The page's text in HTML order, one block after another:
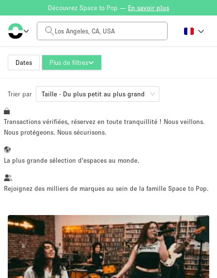
Découvrez Space to Pop — En savoir plus
Dates Plus de filtres
Tarif à la journée
$0
Taille de l'espace
~ 13 personnes
Vente au
détail
Showroom Événement Art Alimentation
Séance de
photo
Conférence Réunion Bureaux
Local
Commercial
Trier par Taille - Du plus petit au plus grand
Transactions vérifiées, réservez en toute tranquillité ! Nous veillons.
Nous protégeons. Nous sécurisons.
La plus grande sélection d'espaces au monde.
Rejoignez des milliers de marques au sein de la famille Space to Pop.